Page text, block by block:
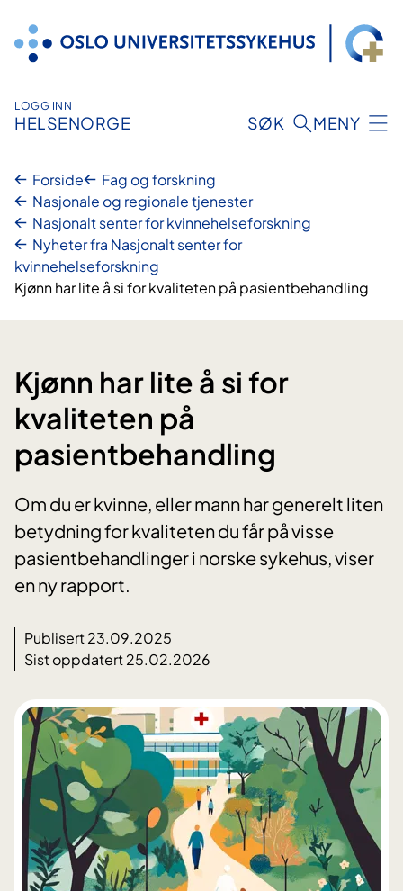
innhold
LOGG INN
HELSENORGE SØK MENY
Forside
Fag og forskning
Nasjonale og regionale tjenester
Nasjonalt senter for kvinnehelseforskning
Nyheter fra Nasjonalt senter for
kvinnehelseforskning
Kjønn har lite å si for kvaliteten på pasientbehandling
Kjønn har lite å si for
kvaliteten på
pasientbehandling
Om du er kvinne, eller mann har generelt liten
betydning for kvaliteten du får på visse
pasientbehandlinger i norske sykehus, viser
en ny rapport.
Publisert 23.09.2025
Sist oppdatert 25.02.2026